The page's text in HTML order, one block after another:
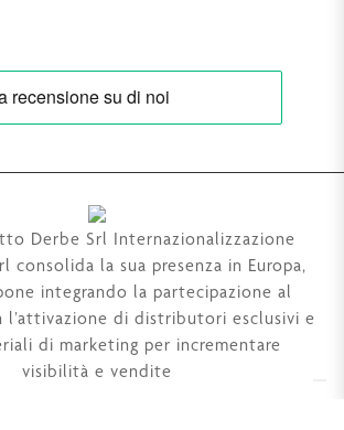
Derbe Srl Internazionalizzazione
consolida la sua presenza in Europa,
integrando la partecipazione al
l’attivazione di distributori esclusivi e
di marketing per incrementare
visibilità e vendite